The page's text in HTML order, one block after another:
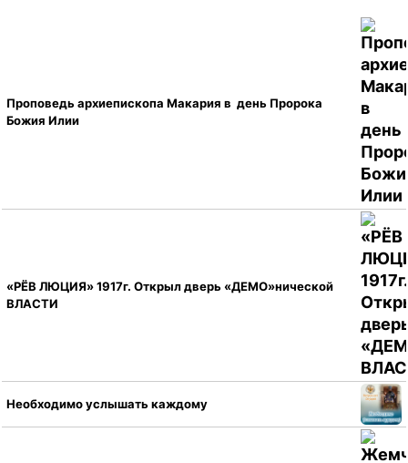
Проповедь архиепископа Макария в день Пророка
Божия Илии
«РЁВ ЛЮЦИЯ» 1917г. Открыл дверь «ДЕМО»нической
ВЛАСТИ
Необходимо услышать каждому